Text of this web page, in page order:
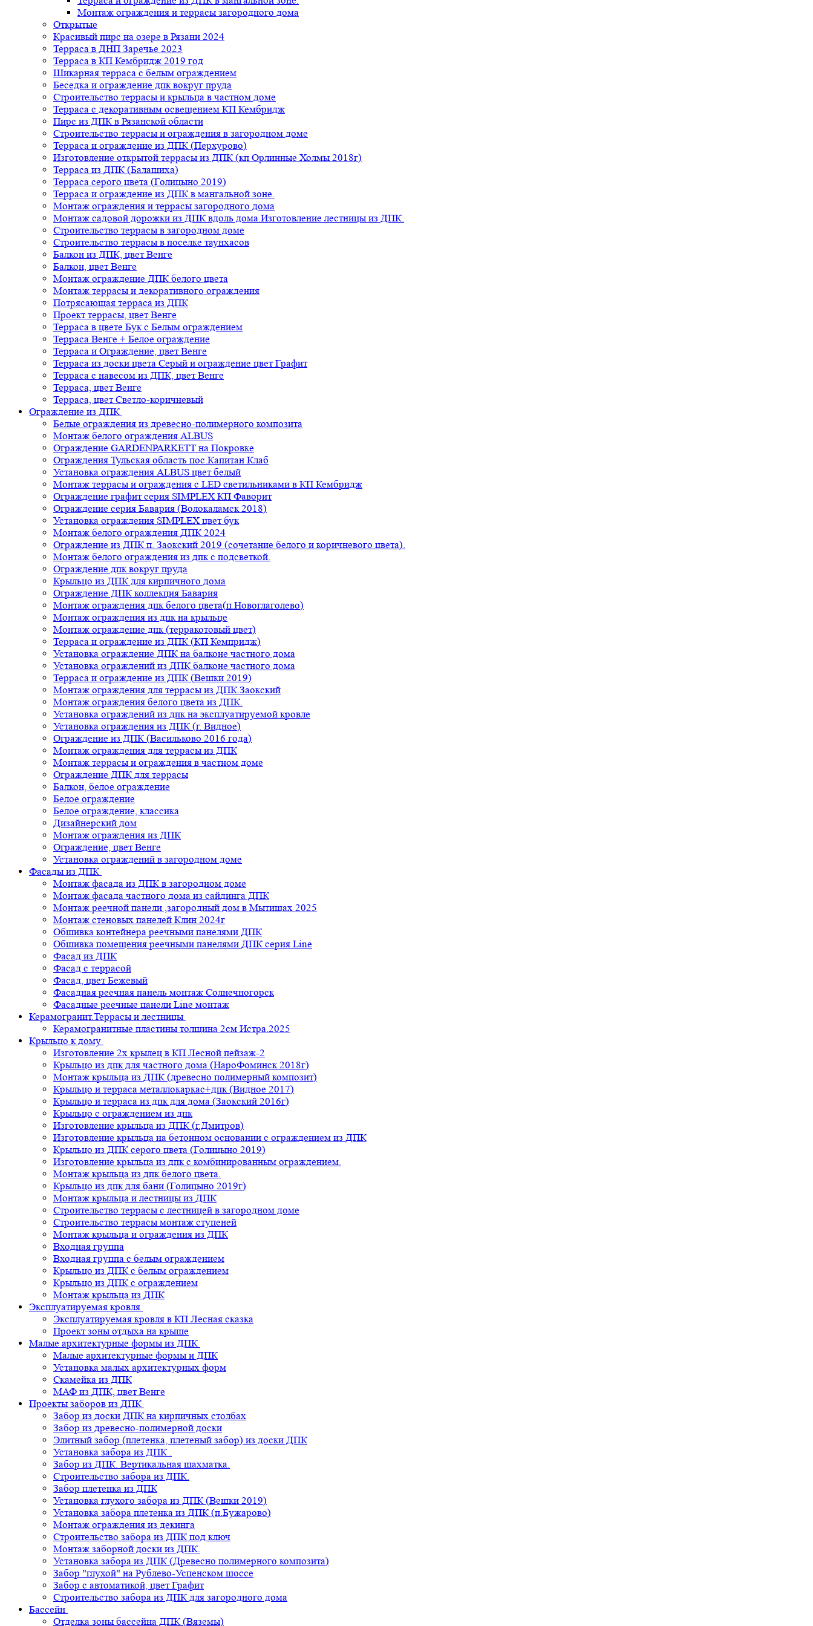
Монтаж ограждения и террасы загородного дома
Открытые
Красивый пирс на озере в Рязани 2024
Терраса в ДНП Заречье 2023
Терраса в КП Кембридж 2019 год
Шикарная терраса с белым ограждением
Беседка и ограждение дпк вокруг пруда
Строительство террасы и крыльца в частном доме
Терраса с декоративным освещением КП Кембридж
Пирс из ДПК в Рязанской области
Строительство террасы и ограждения в загородном доме
Терраса и ограждение из ДПК (Перхурово)
Изготовление открытой террасы из ДПК (кп Орлинные Холмы 2018г)
Терраса из ДПК (Балашиха)
Терраса серого цвета (Голицыно 2019)
Терраса и ограждение из ДПК в мангальной зоне.
Монтаж ограждения и террасы загородного дома
Монтаж садовой дорожки из ДПК вдоль дома.Изготовление лестницы из ДПК.
Строительство террасы в загородном доме
Строительство террасы в поселке таунхасов
Балкон из ДПК, цвет Венге
Балкон, цвет Венге
Монтаж ограждение ДПК белого цвета
Монтаж террасы и декоративного ограждения
Потрясающая терраса из ДПК
Проект террасы, цвет Венге
Терраса в цвете Бук с Белым ограждением
Терраса Венге + Белое ограждение
Терраса и Ограждение, цвет Венге
Терраса из доски цвета Серый и ограждение цвет Графит
Терраса с навесом из ДПК, цвет Венге
Терраса, цвет Венге
Терраса, цвет Светло-коричневый
Ограждение из ДПК
Белые ограждения из древесно-полимерного композита
Монтаж белого ограждения ALBUS
Ограждение GARDENPARKETT на Покровке
Ограждения Тульская область пос.Капитан Клаб
Установка ограждения ALBUS цвет белый
Монтаж террасы и ограждения с LED светильниками в КП Кембридж
Ограждение графит серия SIMPLEX КП Фаворит
Ограждение серия Бавария (Волокаламск 2018)
Установка ограждения SIMPLEX цвет бук
Монтаж белого ограждения ДПК 2024
Ограждение из ДПК п. Заокский 2019 (сочетание белого и коричневого цвета).
Монтаж белого ограждения из дпк с подсветкой.
Ограждение дпк вокруг пруда
Крыльцо из ДПК для кирпичного дома
Ограждение ДПК коллекция Бавария
Монтаж ограждения дпк белого цвета(п.Новоглаголево)
Монтаж ограждения из дпк на крыльце
Монтаж ограждение дпк (терракотовый цвет)
Терраса и ограждение из ДПК (КП Кемпридж)
Установка ограждение ДПК на балконе частного дома
Установка ограждений из ДПК балконе частного дома
Терраса и ограждение из ДПК (Вешки 2019)
Монтаж ограждения для террасы из ДПК.Заокский
Монтаж ограждения белого цвета из ДПК.
Установка ограждений из дпк на эксплуатируемой кровле
Установка ограждения из ДПК (г. Видное)
Ограждение из ДПК (Васильково 2016 года)
Монтаж ограждения для террасы из ДПК
Монтаж террасы и ограждения в частном доме
Ограждение ДПК для террасы
Балкон, белое ограждение
Белое ограждение
Белое ограждение, классика
Дизайнерский дом
Монтаж ограждения из ДПК
Ограждение, цвет Венге
Установка ограждений в загородном доме
Фасады из ДПК
Монтаж фасада из ДПК в загородном доме
Монтаж фасада частного дома из сайдинга ДПК
Монтаж реечной панели ,загородный дом в Мытищах 2025
Монтаж стеновых панелей Клин 2024г
Обшивка контейнера реечными панелями ДПК
Обшивка помещения реечными панелями ДПК серия Line
Фасад из ДПК
Фасад с террасой
Фасад, цвет Бежевый
Фасадная реечная панель монтаж Солнечногорск
Фасадные реечные панели Line монтаж
Керамогранит.Террасы и лестницы
Керамогранитные пластины толщина 2см Истра.2025
Крыльцо к дому
Изготовление 2х крылец в КП Лесной пейзаж-2
Крыльцо из дпк для частного дома (НароФоминск 2018г)
Монтаж крыльца из ДПК (древесно полимерный композит)
Крыльцо и терраса металлокаркас+дпк (Видное 2017)
Крыльцо и терраса из дпк для дома (Заокский 2016г)
Крыльцо с ограждением из дпк
Изготовление крыльца из ДПК (г.Дмитров)
Изготовление крыльца на бетонном основании с ограждением из ДПК
Крыльцо из ДПК серого цвета (Голицыно 2019)
Изготовление крыльца из дпк с комбинированным ограждением.
Монтаж крыльца из дпк белого цвета.
Крыльцо из дпк для бани (Голицыно 2019г)
Монтаж крыльца и лестницы из ДПК
Строительство террасы с лестницей в загородном доме
Строительство террасы монтаж ступеней
Монтаж крыльца и ограждения из ДПК
Входная группа
Входная группа с белым ограждением
Крыльцо из ДПК с белым ограждением
Крыльцо из ДПК с ограждением
Монтаж крыльца из ДПК
Эксплуатируемая кровля
Эксплуатируемая кровля в КП Лесная сказка
Проект зоны отдыха на крыше
Малые архитектурные формы из ДПК
Малые архитектурные формы и ДПК
Установка малых архитектурных форм
Скамейка из ДПК
МАФ из ДПК, цвет Венге
Проекты заборов из ДПК
Забор из доски ДПК на кирпичных столбах
Забор из древесно-полимерной доски
Элитный забор (плетенка, плетеный забор) из доски ДПК
Установка забора из ДПК .
Забор из ДПК. Вертикальная шахматка.
Строительство забора из ДПК.
Забор плетенка из ДПК
Установка глухого забора из ДПК (Вешки 2019)
Установка забора плетенка из ДПК (п.Бужарово)
Монтаж ограждения из декинга
Строительство забора из ДПК под ключ
Монтаж заборной доски из ДПК.
Установка забора из ДПК (Древесно полимерного композита)
Забор "глухой" на Рублево-Успенском шоссе
Забор с автоматикой, цвет Графит
Строительство забора из ДПК для загородного дома
Бассейн
Отделка зоны бассейна ДПК (Вяземы)